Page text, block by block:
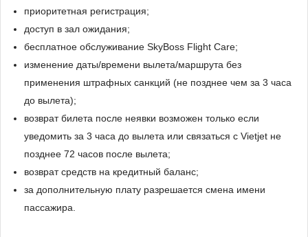
приоритетная регистрация;
доступ в зал ожидания;
бесплатное обслуживание SkyBoss Flight Care;
изменение даты/времени вылета/маршрута без
применения штрафных санкций (не позднее чем за 3 часа
до вылета);
возврат билета после неявки возможен только если
уведомить за 3 часа до вылета или связаться с Vietjet не
позднее 72 часов после вылета;
возврат средств на кредитный баланс;
за дополнительную плату разрешается смена имени
пассажира.